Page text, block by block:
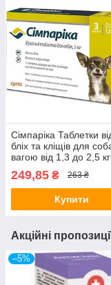
Сімпаріка Таблетки
бліх та кліщів для
вагою від 1,3 до 2,5 кг
249,85 ₴ 263 ₴
Купити
Акційні
–5%